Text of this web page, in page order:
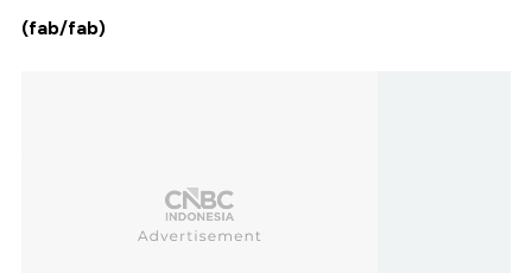
(fab/fab)